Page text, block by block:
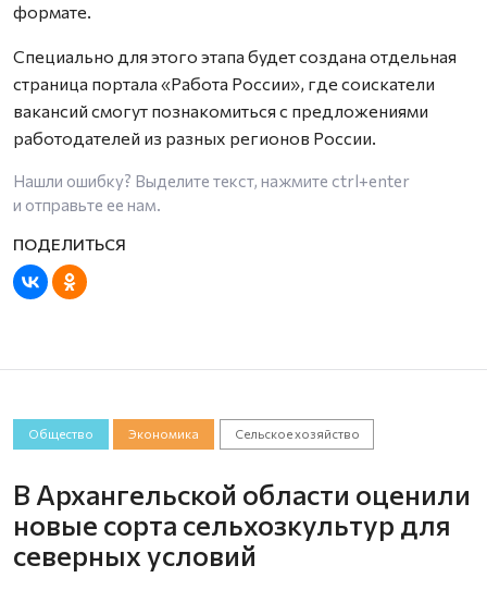
формате.
Специально для этого этапа будет создана отдельная
страница портала «Работа России», где соискатели
вакансий смогут познакомиться с предложениями
работодателей из разных регионов России.
Нашли ошибку? Выделите текст, нажмите ctrl+enter
и отправьте ее нам.
Общество Экономика Сельское хозяйство
В Архангельской области оценили
новые сорта сельхозкультур для
северных условий